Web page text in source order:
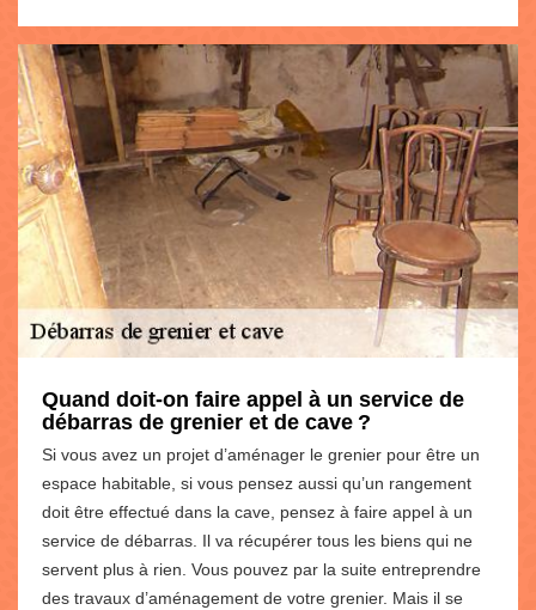
Quand doit-on faire appel à un service de
débarras de grenier et de cave ?
Si vous avez un projet d’aménager le grenier pour être un
espace habitable, si vous pensez aussi qu’un rangement
doit être effectué dans la cave, pensez à faire appel à un
service de débarras. Il va récupérer tous les biens qui ne
servent plus à rien. Vous pouvez par la suite entreprendre
des travaux d’aménagement de votre grenier. Mais il se